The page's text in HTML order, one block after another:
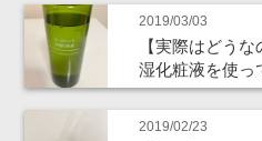
2019/03/03
【実際はどう
湿化粧液を使っ
2019/02/23